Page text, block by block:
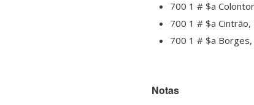
700 1 # $a
700 1 # $a
700 1 # $a
Notas